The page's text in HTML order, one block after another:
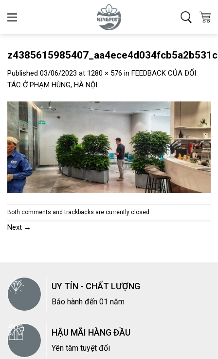
Published 03/06/2023 at 1280 × 576 in FEEDBACK CỦA ĐỐI
TÁC Ở PHẠM HÙNG, HÀ NỘI
Both comments and trackbacks are currently closed.
Next →
UY TÍN - CHẤT LƯỢNG
Bảo hành đến 01 năm
HẬU MÃI HÀNG ĐẦU
Yên tâm tuyệt đối